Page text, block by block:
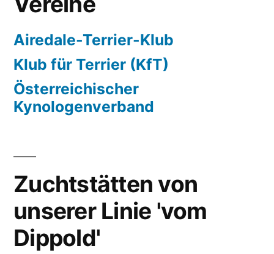
Airedale-Terrier-Klub
Klub für Terrier (KfT)
Österreichischer
Kynologenverband
Zuchtstätten von
unserer Linie 'vom
Dippold'